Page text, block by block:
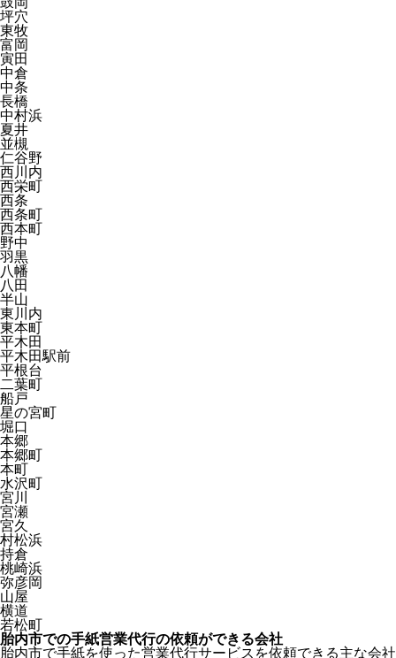
坪穴
東牧
富岡
寅田
中倉
中条
長橋
中村浜
夏井
並槻
仁谷野
西川内
西栄町
西条
西条町
西本町
野中
羽黒
八幡
八田
半山
東川内
東本町
平木田
平木田駅前
平根台
二葉町
船戸
星の宮町
堀口
本郷
本郷町
本町
水沢町
宮川
宮瀬
宮久
村松浜
持倉
桃崎浜
弥彦岡
山屋
横道
若松町
胎内市での手紙営業代行の依頼ができる会社
胎内市で手紙を使った営業代行サービスを依頼できる主な会社